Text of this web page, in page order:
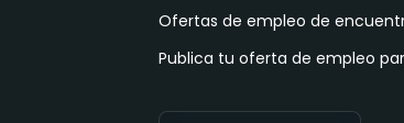
Ofertas de empleo de
Publica tu oferta de empleo